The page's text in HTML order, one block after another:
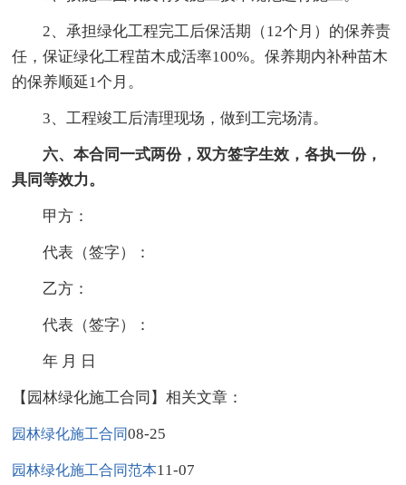
2、承担绿化工程完工后保活期（12个月）的保养责
任，保证绿化工程苗木成活率100%。保养期内补种苗木
的保养顺延1个月。
3、工程竣工后清理现场，做到工完场清。
六、本合同一式两份，双方签字生效，各执一份，
具同等效力。
甲方：
代表（签字）：
乙方：
代表（签字）：
年 月 日
【园林绿化施工合同】相关文章：
园林绿化施工合同08-25
园林绿化施工合同范本11-07